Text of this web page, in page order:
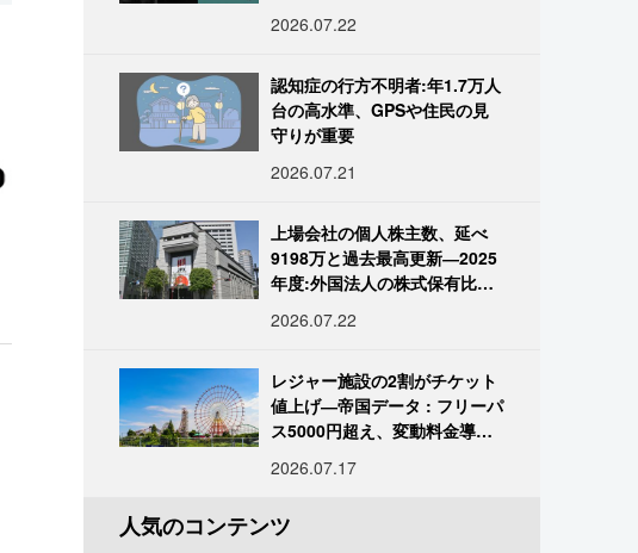
2026.07.22
認知症の行方不明者:年1.7万人
台の高水準、GPSや住民の見
守りが重要
2026.07.21
上場会社の個人株主数、延べ
9198万と過去最高更新―2025
年度:外国法人の株式保有比率
2026.07.22
レジャー施設の2割がチケット
値上げ―帝国データ : フリーパ
ス5000円超え、変動料金導入
2026.07.17
人気のコンテンツ